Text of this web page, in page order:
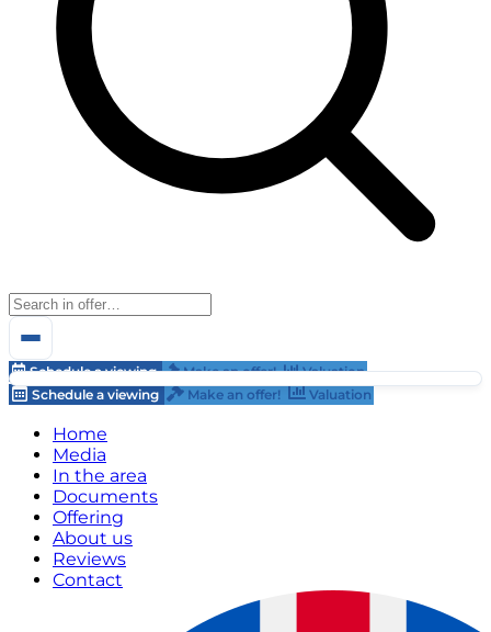
Schedule a viewing Make an offer!
Valuation
Schedule a viewing
Make an offer! Valuation
Home
Media
In the area
Documents
Offering
About us
Reviews
Contact